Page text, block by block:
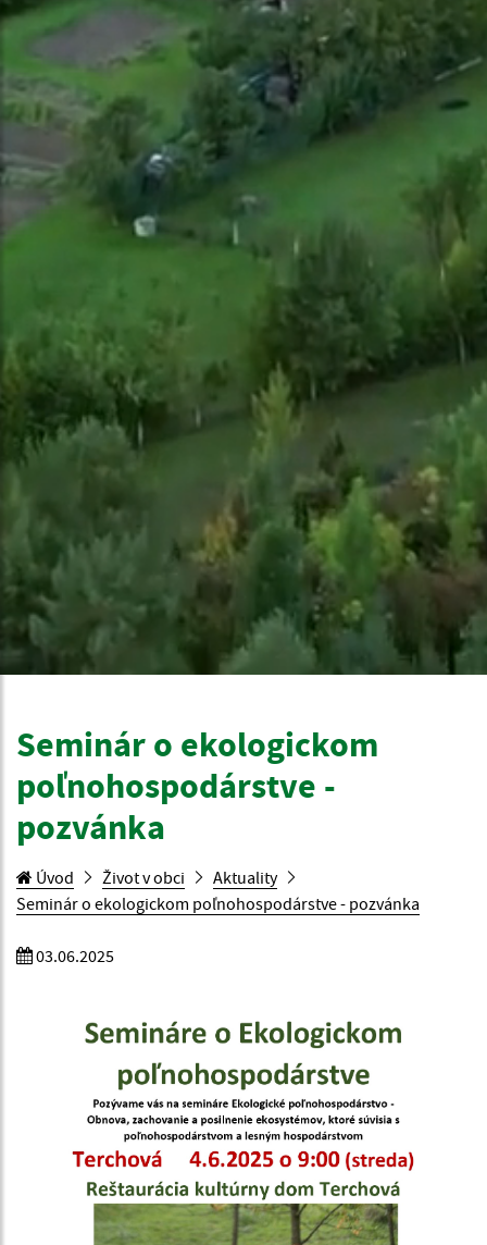
Seminár o ekologickom
poľnohospodárstve -
pozvánka
Úvod Život v obci
Aktuality
Seminár o ekologickom poľnohospodárstve - pozvánka
03.06.2025